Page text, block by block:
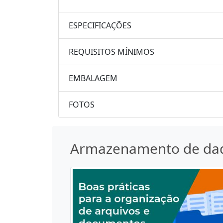
ESPECIFICAÇÕES
REQUISITOS MÍNIMOS
EMBALAGEM
FOTOS
Armazenamento de